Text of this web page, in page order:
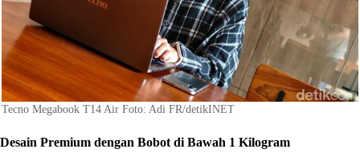
Tecno Megabook T14 Air Foto: Adi FR/detikINET
Desain Premium dengan Bobot di Bawah 1 Kilogram